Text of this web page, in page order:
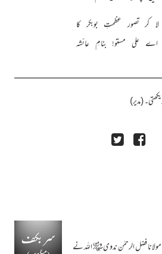
کر تصور عظمتِ بوبکر کا
اے علی مستو! بنامِ عائشہ
(مدیر)
“مجلہ۵(مارچ، اپریل ۲۰۱۶) مولانا فضل الرحمٰن ندوی ﷾ اللہ نے